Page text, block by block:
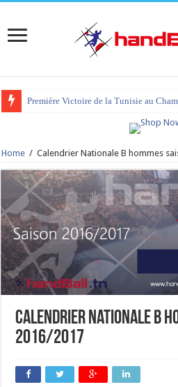
Première Victoire de la Tunisie au
Home / Calendrier Nationale B hommes
Calendrier Nationale B
2016/2017